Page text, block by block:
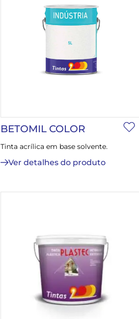
BETOMIL COLOR
Tinta acrílica em base solvente.
Ver detalhes do produto